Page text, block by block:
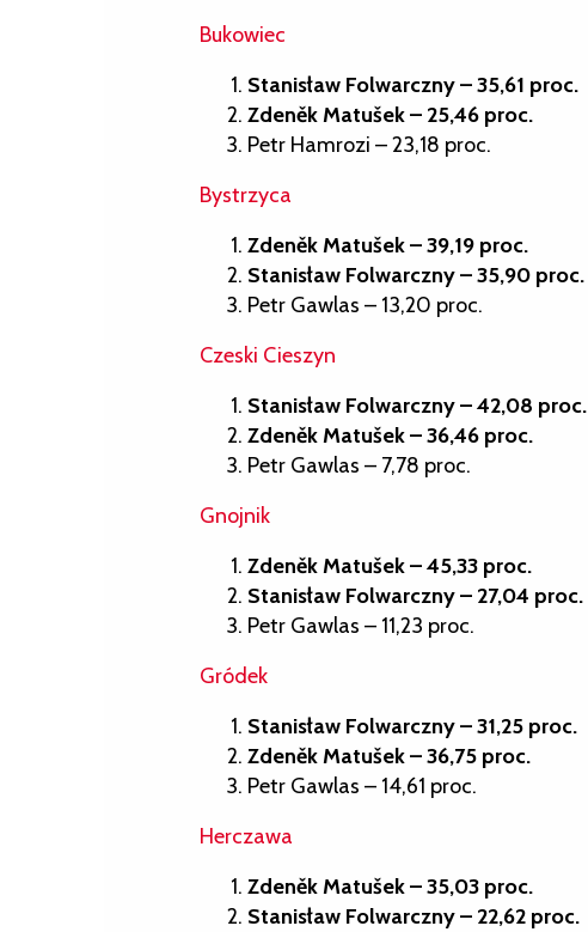
Bukowiec
Stanisław Folwarczny – 35,61 proc.
Zdeněk Matušek – 25,46 proc.
Petr Hamrozi – 23,18 proc.
Bystrzyca
Zdeněk Matušek – 39,19 proc.
Stanisław Folwarczny – 35,90 proc.
Petr Gawlas – 13,20 proc.
Czeski Cieszyn
Stanisław Folwarczny – 42,08 proc.
Zdeněk Matušek – 36,46 proc.
Petr Gawlas – 7,78 proc.
Gnojnik
Zdeněk Matušek – 45,33 proc.
Stanisław Folwarczny – 27,04 proc.
Petr Gawlas – 11,23 proc.
Gródek
Stanisław Folwarczny – 31,25 proc.
Zdeněk Matušek – 36,75 proc.
Petr Gawlas – 14,61 proc.
Herczawa
Zdeněk Matušek – 35,03 proc.
Stanisław Folwarczny – 22,62 proc.